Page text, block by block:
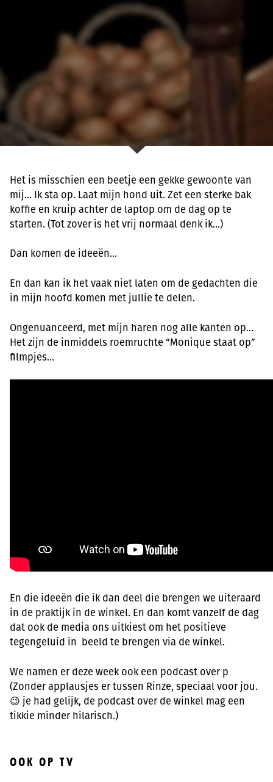
Het is misschien een beetje een gekke gewoonte van
mij… Ik sta op. Laat mijn hond uit. Zet een sterke bak
koffie en kruip achter de laptop om de dag op te
starten. (Tot zover is het vrij normaal denk ik…)
Dan komen de ideeën…
En dan kan ik het vaak niet laten om de gedachten die
in mijn hoofd komen met jullie te delen.
Ongenuanceerd, met mijn haren nog alle kanten op…
Het zijn de inmiddels roemruchte “Monique staat op”
filmpjes…
En die ideeën die ik dan deel die brengen we uiteraard
in de praktijk in de winkel. En dan komt vanzelf de dag
dat ook de media ons uitkiest om het positieve
tegengeluid in beeld te brengen via de winkel.
We namen er deze week ook een podcast over p
(Zonder applausjes er tussen Rinze, speciaal voor jou.
😉 je had gelijk, de podcast over de winkel mag een
tikkie minder hilarisch.)
OOK OP TV